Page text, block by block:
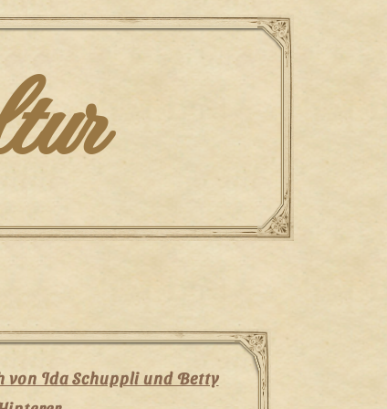
von Ida Schuppli und Betty